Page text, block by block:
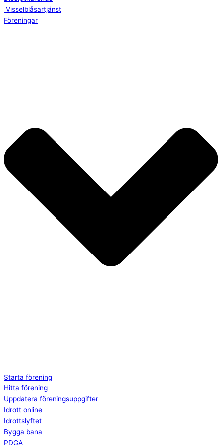
Visselblåsartjänst
Föreningar
Starta förening
Hitta förening
Uppdatera föreningsuppgifter
Idrott online
Idrottslyftet
Bygga bana
PDGA